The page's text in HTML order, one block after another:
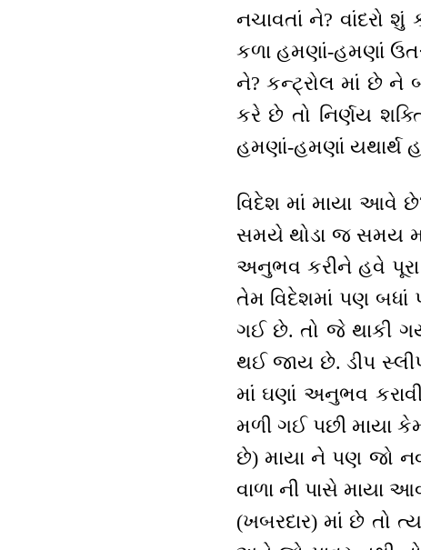
નચાવતાં ને? વાંદરો
કળા હમણાં-હમણાં
ને? કન્ટ્રોલ માં છે ને
કરે છે તો નિર્ણય
હમણાં-હમણાં યથાર્થ
વિદેશ માં માયા આવે
સમયે થોડા જ સમય
અનુભવ કરીને હવે પૂરા
તેમ વિદેશમાં પણ બધાં
ગઈ છે. તો જે થાકી
થઈ જાય છે. ડીપ
માં ઘણાં અનુભવ
મળી ગઈ પછી માયા
છે) માયા ને પણ જો
વાળા ની પાસે માયા
(ખબરદાર) માં છે તો